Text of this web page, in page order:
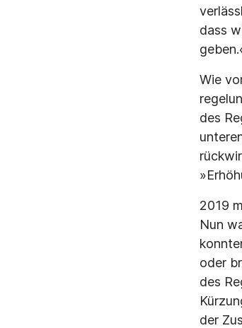
dass
Wie
des
2019
Nun
oder
des
der